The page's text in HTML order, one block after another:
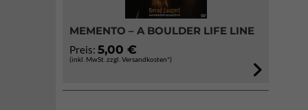
MEMENTO – A BOULDER LIFE LINE
Preis: 5,00 €
(inkl. MwSt. zzgl. Versandkosten*)